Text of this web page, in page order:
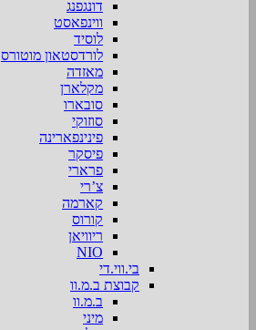
דונגפנג
ווינפאסט
לוסיד
לורדסטאון מוטורס
מאזדה
מקלארן
סובארו
סוזוקי
פינינפארינה
פיסקר
פרארי
צ’רי
קארמה
קורוס
ריוויאן
NIO
בי.ווי.די
קבוצת ב.מ.וו
ב.מ.וו
מיני